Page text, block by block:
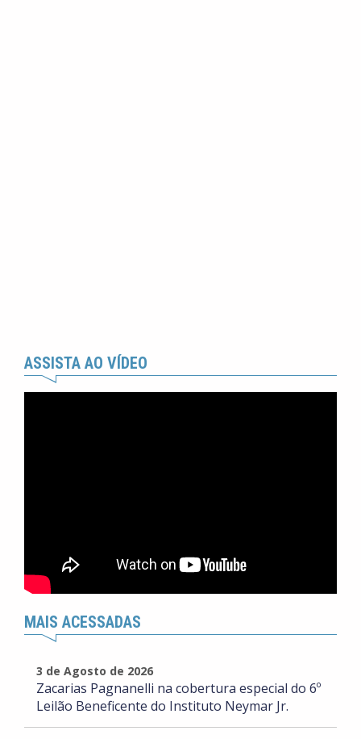
ASSISTA AO VÍDEO
MAIS ACESSADAS
3 de Agosto de 2026
Zacarias Pagnanelli na cobertura especial do 6º
Leilão Beneficente do Instituto Neymar Jr.